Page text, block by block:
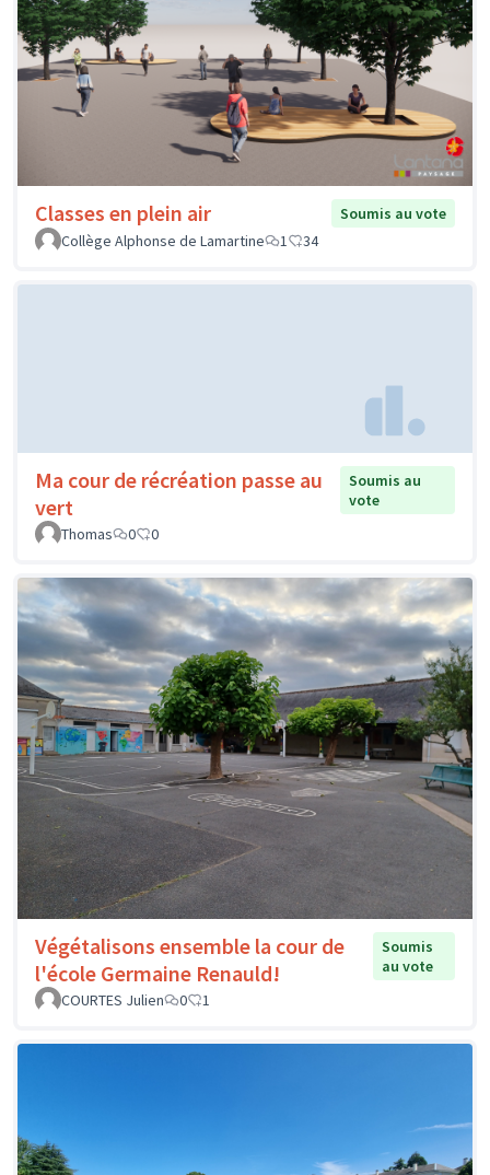
Classes en plein air
Soumis au vote
Collège Alphonse de Lamartine
1 34
Ma cour de récréation passe au
vert
Soumis au
vote
Thomas
0 0
Végétalisons ensemble la cour de
l'école Germaine Renauld!
Soumis
au vote
COURTES Julien
0 1